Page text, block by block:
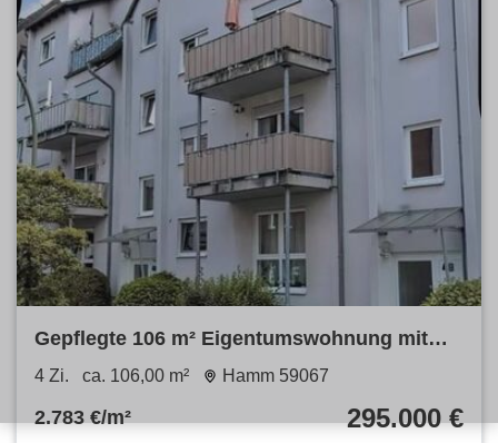
Gepflegte 106 m² Eigentumswohnung mit
Balkon – Hamm 59067
4 Zi. ca. 106,00 m² Hamm 59067
2.783 €/m² 295.000 €